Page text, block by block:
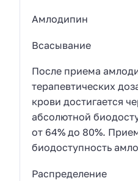
Амлодипин
Всасывание
После приема
терапевтических
крови достигается
абсолютной
от 64% до 80%.
биодоступность
Распределение